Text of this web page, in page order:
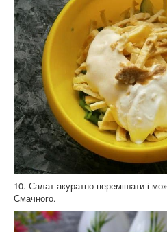
10. Салат акуратно перемішати і
Смачного.